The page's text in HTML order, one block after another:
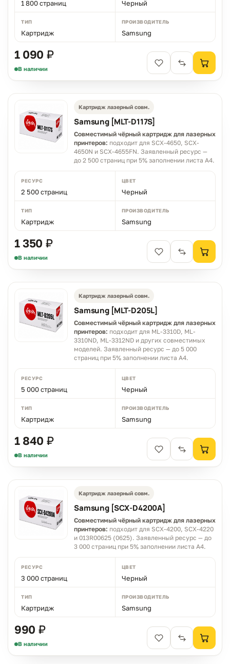
1 800 страниц Черный
ТИП
Картридж
ПРОИЗВОДИТЕЛЬ
Samsung
1 090 ₽
В наличии
Картридж лазерный совм.
Samsung [MLT-D117S]
Совместимый чёрный картридж для лазерных
принтеров: подходит для SCX-4650, SCX-
4650N и SCX-4655FN. Заявленный ресурс —
до 2 500 страниц при 5% заполнении листа A4.
РЕСУРС
2 500 страниц
ЦВЕТ
Черный
ТИП
Картридж
ПРОИЗВОДИТЕЛЬ
Samsung
1 350 ₽
В наличии
Картридж лазерный совм.
Samsung [MLT-D205L]
Совместимый чёрный картридж для лазерных
принтеров: подходит для ML-3310D, ML-
3310ND, ML-3312ND и других совместимых
моделей. Заявленный ресурс — до 5 000
страниц при 5% заполнении листа A4.
РЕСУРС
5 000 страниц
ЦВЕТ
Черный
ТИП
Картридж
ПРОИЗВОДИТЕЛЬ
Samsung
1 840 ₽
В наличии
Картридж лазерный совм.
Samsung [SCX-D4200A]
Совместимый чёрный картридж для лазерных
принтеров: подходит для SCX-4200, SCX-4220
и 013R00625 (0625). Заявленный ресурс — до
3 000 страниц при 5% заполнении листа A4.
РЕСУРС
3 000 страниц
ЦВЕТ
Черный
ТИП
Картридж
ПРОИЗВОДИТЕЛЬ
Samsung
990 ₽
В наличии